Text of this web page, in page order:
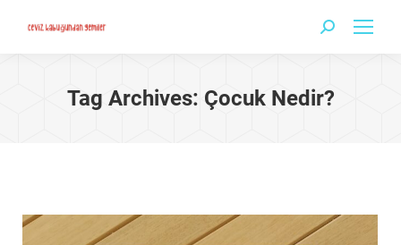
Search:
Tag Archives: Çocuk Nedir?